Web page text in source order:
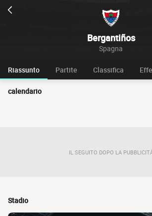
Bergantiños
Spagna
Riassunto Partite Classifica
calendario
IL SEGUITO DOPO LA
Stadio